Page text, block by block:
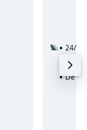
24/9
3
De